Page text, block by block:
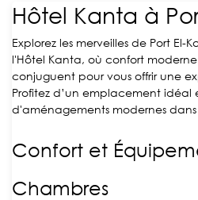
Hôtel Kanta à
Explorez les merveilles de Port
l'Hôtel Kanta, où confort
conjuguent pour vous offrir une
Profitez d’un emplacement idéal
d'aménagements modernes
Confort et
Chambres